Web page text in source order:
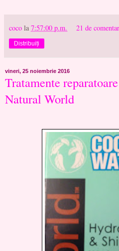
coco la 7:57:00 p.m. 21 de
Distribuiți
vineri, 25 noiembrie 2016
Tratamente
Natural World